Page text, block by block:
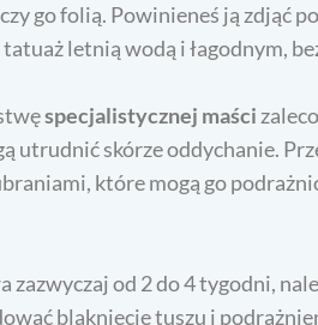
go folią. Powinieneś ją zdjąć
letnią wodą i łagodnym,
specjalistycznej maści
utrudnić skórze oddychanie.
które mogą go
od 2 do 4 tygodni,
blaknięcie tuszu i